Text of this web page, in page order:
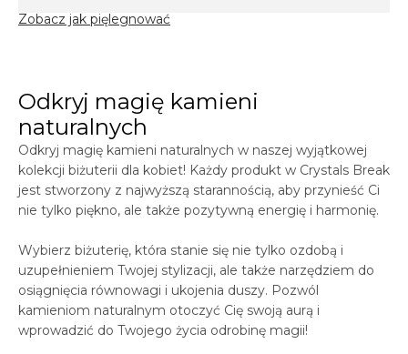
Zobacz jak pięlegnować
Odkryj magię kamieni
naturalnych
Odkryj magię kamieni naturalnych w naszej wyjątkowej
kolekcji biżuterii dla kobiet! Każdy produkt w Crystals Break
jest stworzony z najwyższą starannością, aby przynieść Ci
nie tylko piękno, ale także pozytywną energię i harmonię.
Wybierz biżuterię, która stanie się nie tylko ozdobą i
uzupełnieniem Twojej stylizacji, ale także narzędziem do
osiągnięcia równowagi i ukojenia duszy. Pozwól
kamieniom naturalnym otoczyć Cię swoją aurą i
wprowadzić do Twojego życia odrobinę magii!